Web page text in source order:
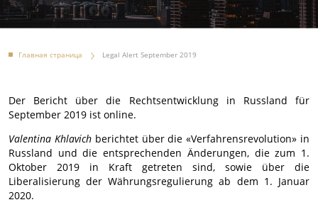
Главная страница Legal Alert September 2019
Der Bericht über die Rechtsentwicklung in Russland für
September 2019 ist online.
Valentina Khlavichberichtet über die «Verfahrensrevolution» in
Russland und die entsprechenden Änderungen, die zum 1.
Oktober 2019 in Kraft getreten sind, sowie über die
Liberalisierung der Währungsregulierung ab dem 1. Januar
2020.